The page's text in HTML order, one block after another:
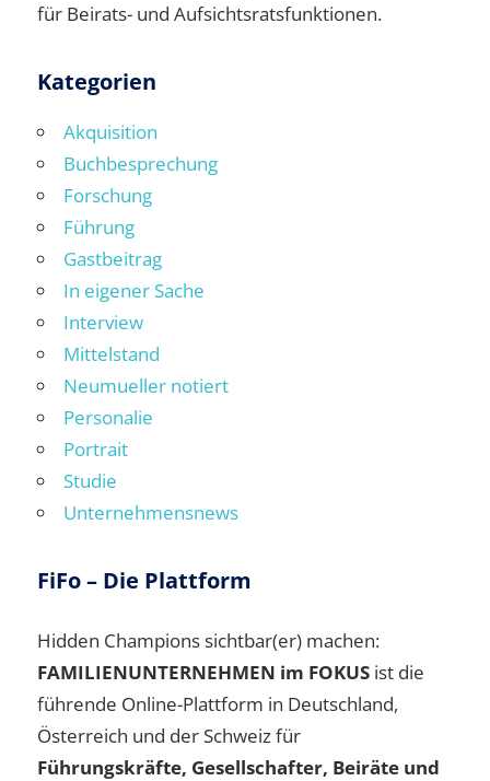
für Beirats- und Aufsichtsratsfunktionen.
Kategorien
Akquisition
Buchbesprechung
Forschung
Führung
Gastbeitrag
In eigener Sache
Interview
Mittelstand
Neumueller notiert
Personalie
Portrait
Studie
Unternehmensnews
FiFo – Die Plattform
Hidden Champions sichtbar(er) machen:
FAMILIENUNTERNEHMEN im FOKUS ist die
führende Online-Plattform in Deutschland,
Österreich und der Schweiz für
Führungskräfte, Gesellschafter, Beiräte und